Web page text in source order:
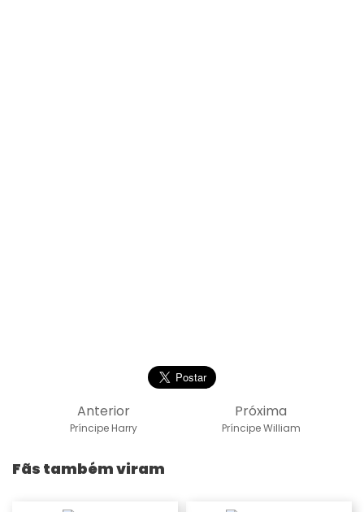
Próxima
Príncipe William
Anterior
Príncipe Harry
Fãs também viram